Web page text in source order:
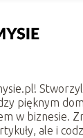
pięknym
w biznesie.
ale i